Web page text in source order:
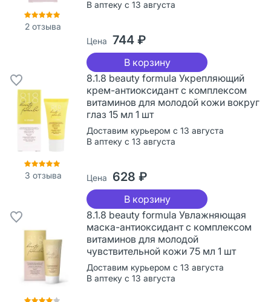
2 отзыва
В аптеку с 13 августа
Цена 744 ₽
В корзину
3 отзыва
8.1.8 beauty formula Укрепляющий
крем-антиоксидант с комплексом
витаминов для молодой кожи вокруг
глаз 15 мл 1 шт
Доставим курьером с 13 августа
В аптеку с 13 августа
Цена 628 ₽
В корзину
8.1.8 beauty formula Увлажняющая
маска-антиоксидант с комплексом
витаминов для молодой
чувствительной кожи 75 мл 1 шт
Доставим курьером с 13 августа
В аптеку с 13 августа